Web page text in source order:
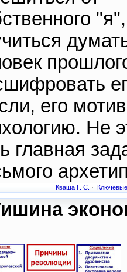
"я",
его
Не
главная
Кваша Г. С. ·